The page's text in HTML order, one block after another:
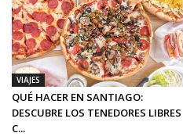
VIAJES
QUÉ HACER EN SANTIAGO:
DESCUBRE LOS TENEDORES LIBRES
C...